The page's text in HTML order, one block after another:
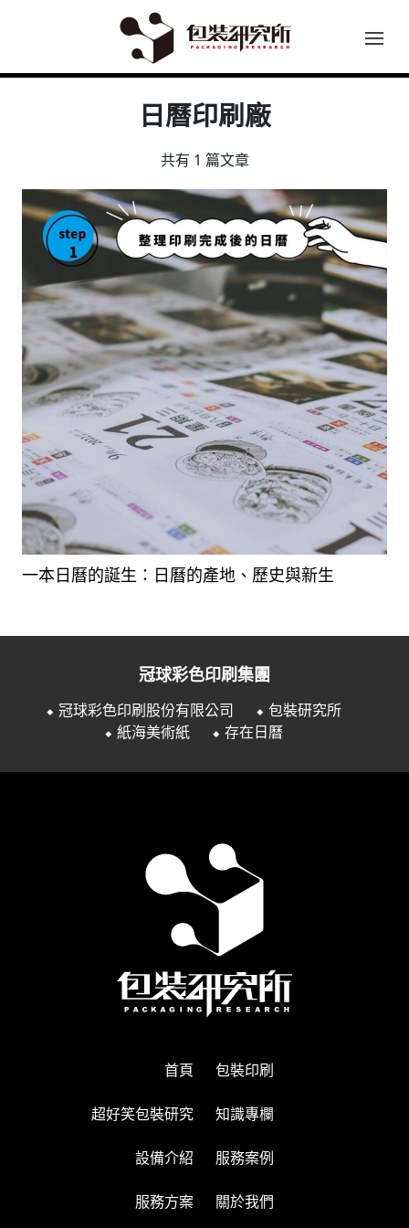
日曆印刷廠
共有 1 篇文章
一本日曆的誕生：日曆的產地、歷史與新生
冠球彩色印刷集團
⬥ 冠球彩色印刷股份有限公司
⬥ 包裝研究所
⬥ 紙海美術紙
⬥ 存在日曆
首頁 包裝印刷
超好笑包裝研究 知識專欄
設備介紹 服務案例
服務方案 關於我們